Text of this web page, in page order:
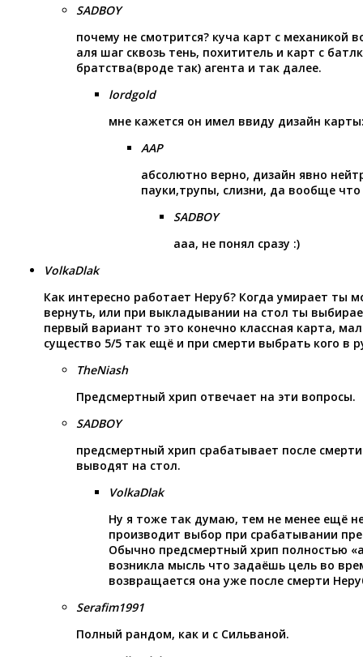
SADBOY
почему не смотрится? куча карт с механикой
аля шаг сквозь тень, похититель и карт с
братства(вроде так) агента и так далее.
lordgold
мне кажется он имел ввиду дизайн
AAP
абсолютно верно, дизайн явно
пауки,трупы, слизни, да вообще что
SADBOY
ааа, не понял сразу :)
VolkaDlak
Как интересно работает Неруб? Когда умирает ты
вернуть, или при выкладывании на стол ты
первый вариант то это конечно классная карта,
существо 5/5 так ещё и при смерти выбрать кого в
TheNiash
Предсмертный хрип отвечает на эти вопросы.
SADBOY
предсмертный хрип срабатывает после
выводят на стол.
VolkaDlak
Ну я тоже так думаю, тем не менее ещё
производит выбор при срабатывании
Обычно предсмертный хрип полностью
возникла мысль что задаёшь цель во
возвращается она уже после смерти
Serafim1991
Полный рандом, как и с Сильваной.